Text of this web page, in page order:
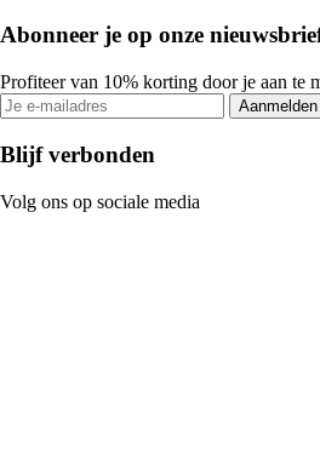
Abonneer je op onze
Profiteer van 10% korting door je aan te
Aanmelden
Blijf verbonden
Volg ons op sociale media